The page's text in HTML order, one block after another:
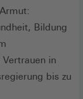
Bildung
in
bis zu